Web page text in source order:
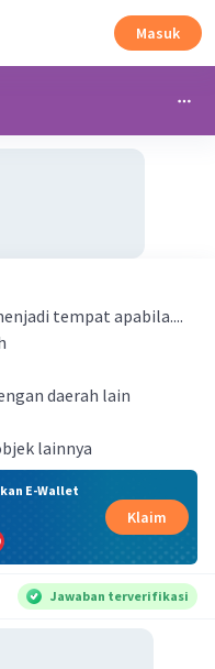
Masuk
tempat apabila....
daerah lain
lainnya
E-Wallet
Klaim
Jawaban terverifikasi